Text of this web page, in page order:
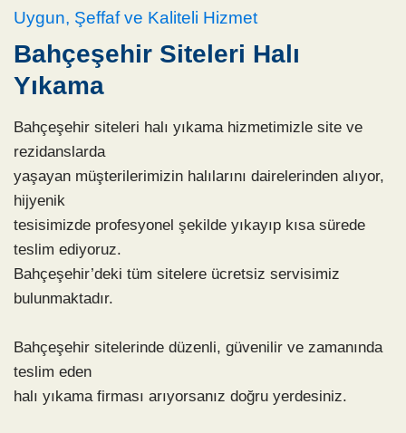
Uygun, Şeffaf ve Kaliteli Hizmet
Bahçeşehir Siteleri Halı
Yıkama
Bahçeşehir siteleri halı yıkama hizmetimizle site ve
rezidanslarda
yaşayan müşterilerimizin halılarını dairelerinden alıyor,
hijyenik
tesisimizde profesyonel şekilde yıkayıp kısa sürede
teslim ediyoruz.
Bahçeşehir’deki tüm sitelere ücretsiz servisimiz
bulunmaktadır.
Bahçeşehir sitelerinde düzenli, güvenilir ve zamanında
teslim eden
halı yıkama firması arıyorsanız doğru yerdesiniz.